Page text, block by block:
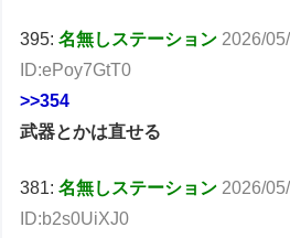
395:名無しステーション 2026/
ID:ePoy7GtT0
>>354
武器とかは直せる
381:名無しステーション 2026/
ID:b2s0UiXJ0